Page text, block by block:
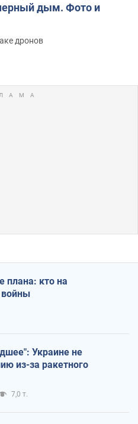
дым. Фото и
дронов
плана: кто на
войны
Украине не
из-за ракетного
7,0 т.